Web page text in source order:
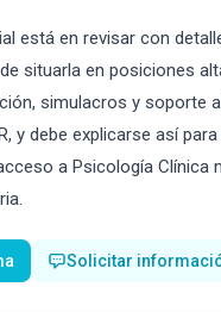
está en revisar con
situarla en posiciones
simulacros y soporte
y debe explicarse así
a Psicología Clínica
Solicitar